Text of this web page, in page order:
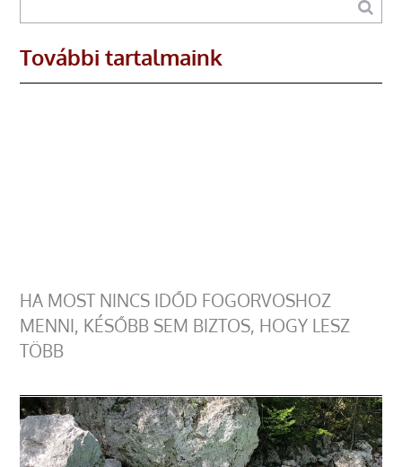
További tartalmaink
HA MOST NINCS IDŐD FOGORVOSHOZ
MENNI, KÉSŐBB SEM BIZTOS, HOGY LESZ
TÖBB